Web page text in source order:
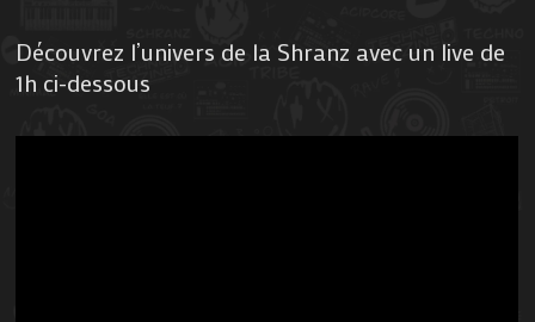
Découvrez l’univers de la Shranz avec un live de
1h ci-dessous